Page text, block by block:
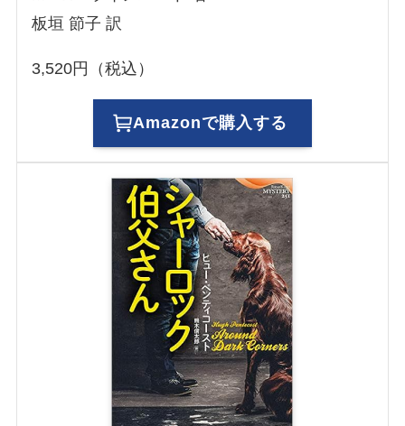
板垣 節子 訳
3,520円（税込）
Amazonで購入する